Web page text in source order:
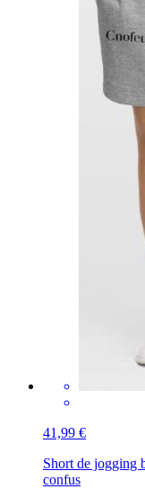
41,99 €
Short de jogging
confus